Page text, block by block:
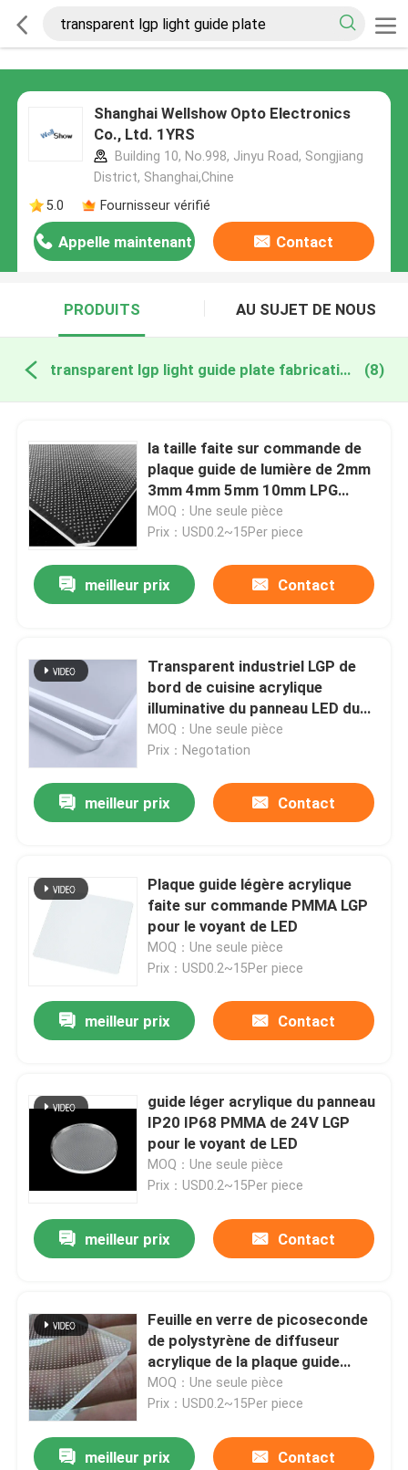
Shanghai Wellshow Opto Electronics
Co., Ltd. 1YRS
Building 10, No.998, Jinyu Road, Songjiang
District, Shanghai,Chine
5.0
Fournisseur vérifié
Appelle maintenant Contact
PRODUITS AU SUJET DE NOUS
transparent lgp light guide plate fabrication en ligne (8)
la taille faite sur commande de
plaque guide de lumière de 2mm
3mm 4mm 5mm 10mm LPG
forment pointiller le transparent
du laser 98%
MOQ：Une seule pièce
Prix：USD0.2~15Per piece
meilleur prix Contact
Transparent industriel LGP de
bord de cuisine acrylique
illuminative du panneau LED du
Lit
MOQ：Une seule pièce
Prix：Negotation
meilleur prix Contact
Plaque guide légère acrylique
faite sur commande PMMA LGP
pour le voyant de LED
MOQ：Une seule pièce
Prix：USD0.2~15Per piece
meilleur prix Contact
guide léger acrylique du panneau
IP20 IP68 PMMA de 24V LGP
pour le voyant de LED
MOQ：Une seule pièce
Prix：USD0.2~15Per piece
meilleur prix Contact
Feuille en verre de picoseconde
de polystyrène de diffuseur
acrylique de la plaque guide
d'IP20 IP68 PMMA LED LGP
MOQ：Une seule pièce
Prix：USD0.2~15Per piece
meilleur prix Contact